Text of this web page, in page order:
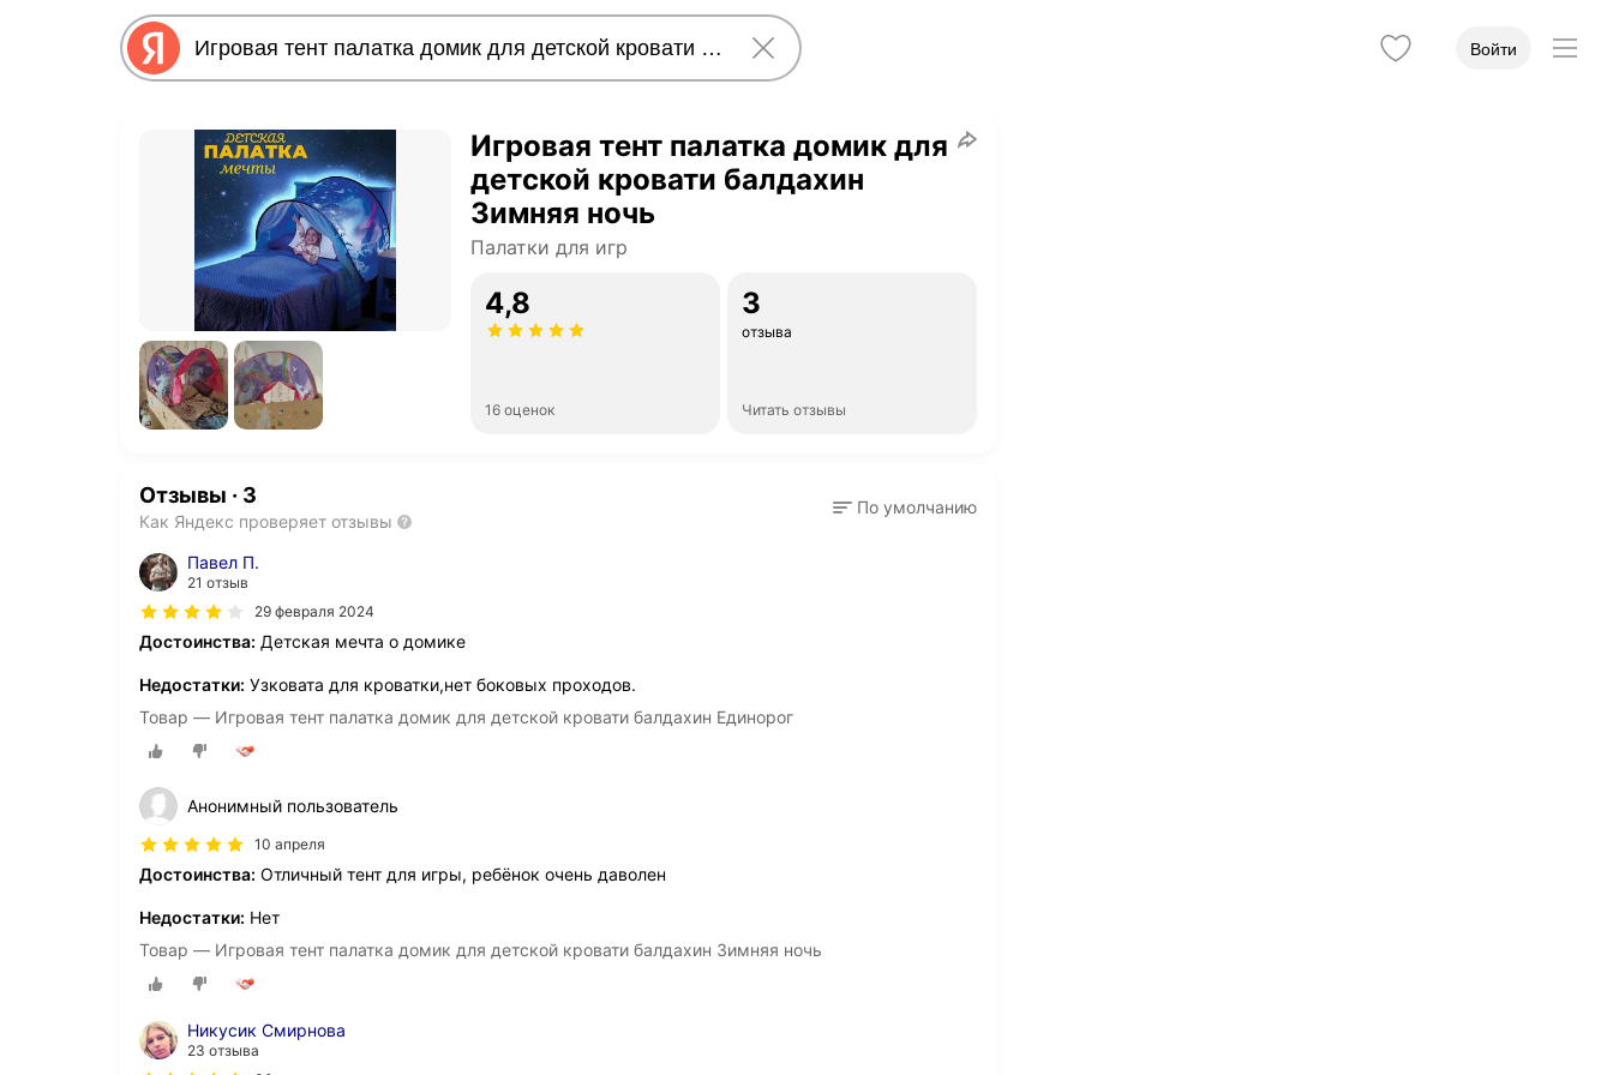
Войти
Игровая тент палатка домик для
детской кровати балдахин
Зимняя ночь
Палатки для игр
4,8
16 оценок
3
отзыва
Читать отзывы
Отзывы · 3
Как Яндекс проверяет отзывы
По умолчанию
Павел П.
21 отзыв
29 февраля 2024
Достоинства: Детская мечта о домике
Недостатки: Узковата для кроватки,нет боковых проходов.
Товар — Игровая тент палатка домик для детской кровати балдахин Единорог
Анонимный пользователь
10 апреля
Достоинства: Отличный тент для игры, ребёнок очень даволен
Недостатки: Нет
Товар — Игровая тент палатка домик для детской кровати балдахин Зимняя ночь
Никусик Смирнова
23 отзыва